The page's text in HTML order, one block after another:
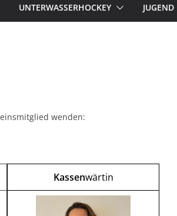
UNTERWASSERHOCKEY JUGEND
wenden:
Kassenwärtin